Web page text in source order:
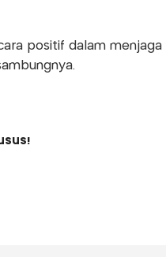
positif dalam menjaga